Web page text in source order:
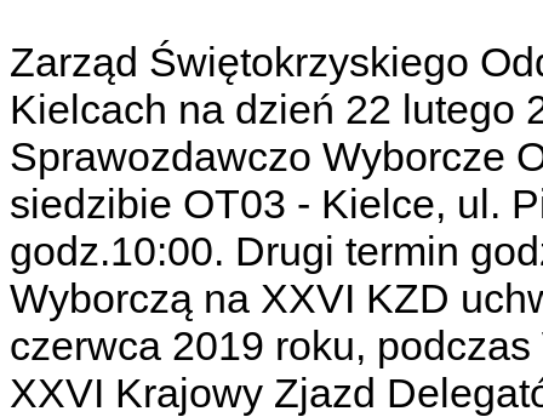
Zarząd Świętokrzyskiego
Kielcach na dzień 22 lutego
Sprawozdawczo Wyborcze
siedzibie OT03 - Kielce, ul.
godz.10:00. Drugi termin
Wyborczą na XXVI KZD
czerwca 2019 roku,
XXVI Krajowy Zjazd